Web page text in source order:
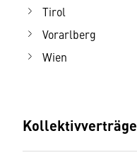
Tirol
Vorarlberg
Wien
Kollektivverträge